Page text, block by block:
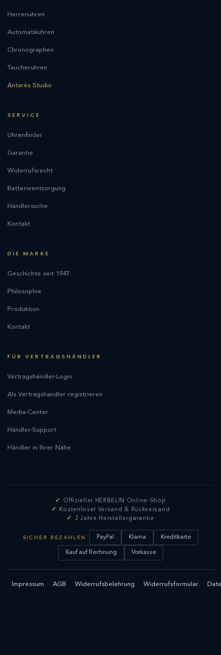
Herrenuhren
Automatikuhren
Chronographen
Taucheruhren
Antarès Studio
SERVICE
Uhrenfinder
Garantie
Widerrufsrecht
Batterieentsorgung
Händlersuche
Kontakt
DIE MARKE
Geschichte seit 1947
Philosophie
Produktion
Kontakt
FÜR VERTRAGSHÄNDLER
Vertragshändler-Login
Als Vertragshändler registrieren
Media-Center
Händler-Support
Händler in Ihrer Nähe
Offizieller HERBELIN Online-Shop
Kostenloser Versand & Rückversand
2 Jahre Herstellergarantie
SICHER BEZAHLEN PayPal Klarna Kreditkarte
Kauf auf Rechnung Vorkasse
Impressum AGB Widerrufsbelehrung Widerrufsformular